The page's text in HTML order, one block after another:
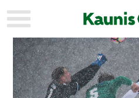
KAUPUNKI
STADEN
AJANKOHTAISTA
URHEILU
IDROTT